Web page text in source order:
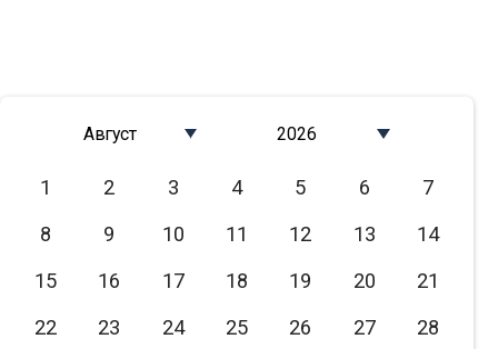
Август
Март
Апрель
Июнь
2026
2024
2023
2021
1 2 3 4 5 6
7
8
9 10 11 12 13
14
15
16 17 18 19 20
21
22
23 24 25 26 27
28